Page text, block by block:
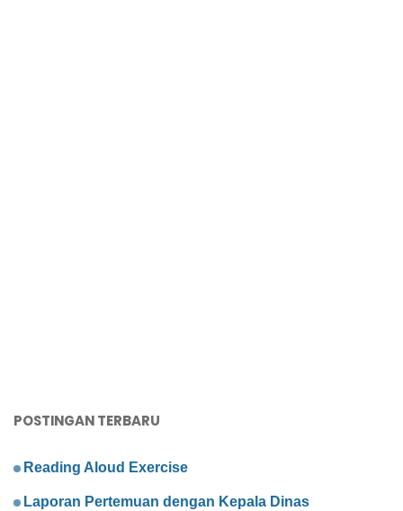
POSTINGAN TERBARU
Reading Aloud Exercise
Laporan Pertemuan dengan Kepala Dinas